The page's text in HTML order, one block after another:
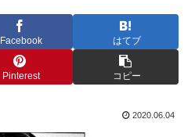
Facebook はてブ
Pinterest コピー
2020.06.04